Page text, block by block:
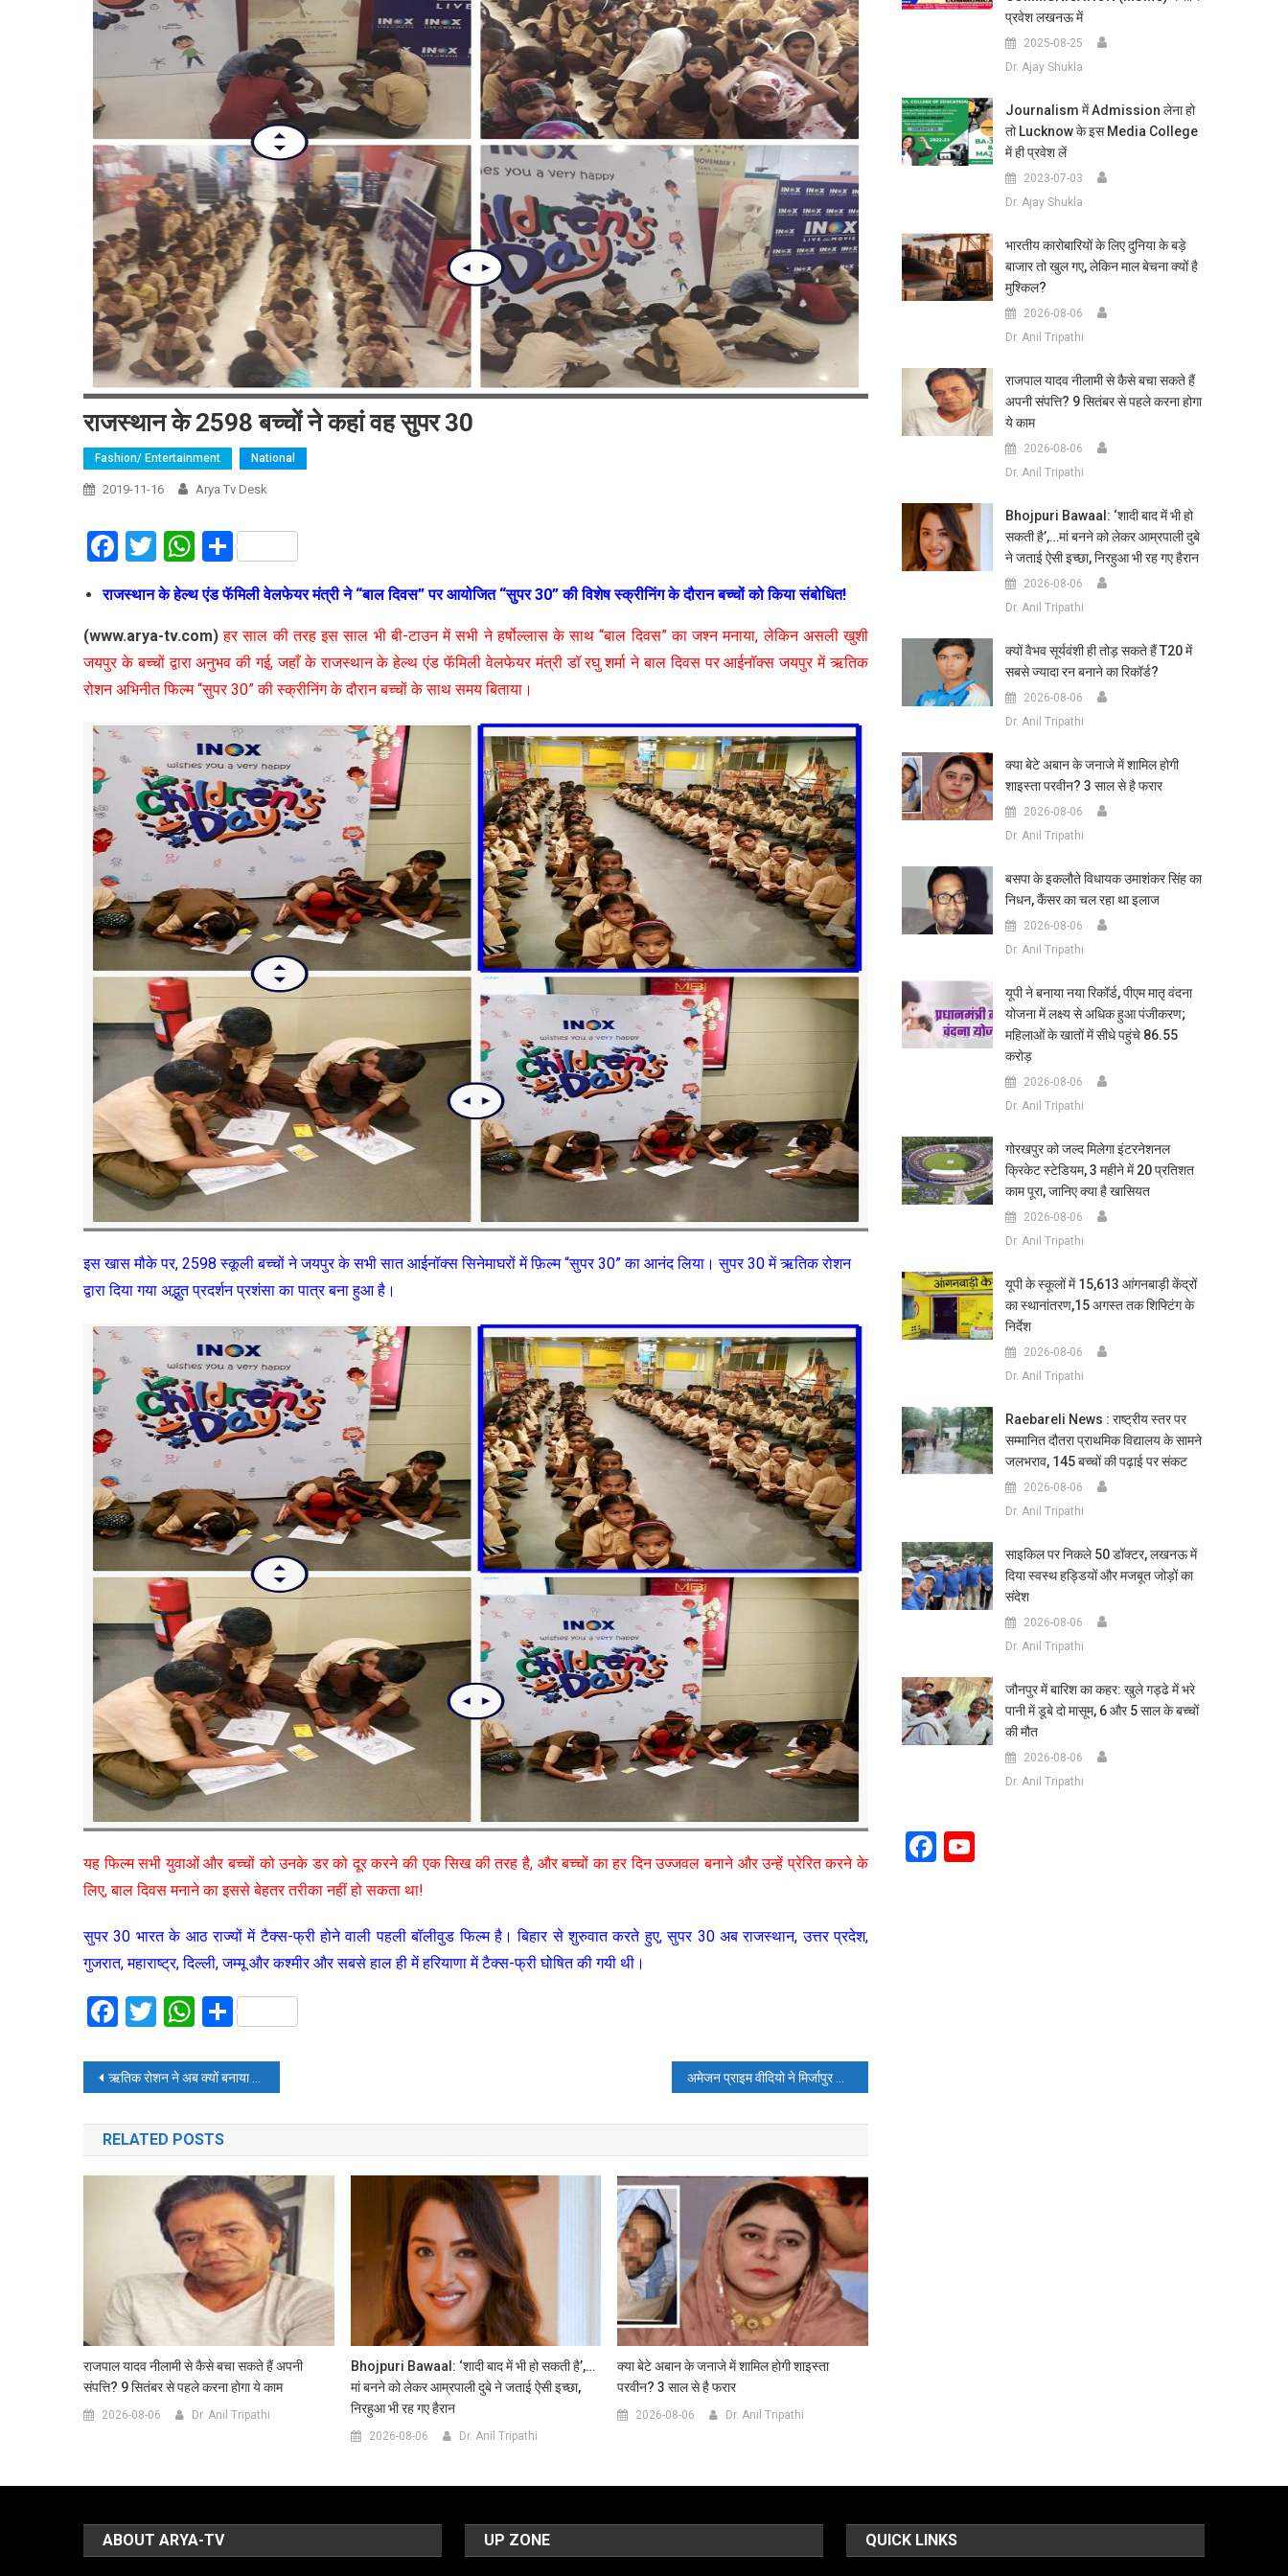
राजस्थान के 2598 बच्चों ने कहां वह सुपर 30
Fashion/ Entertainment National
2019-11-16 Arya Tv Desk
Facebook
TwitterWhatsApp
Share
राजस्थान के हेल्थ एंड फॅमिली वेलफेयर मंत्री ने “बाल दिवस” पर आयोजित “सुपर 30” की विशेष स्क्रीनिंग के दौरान बच्चों को किया संबोधित!
(www.arya-tv.com) हर साल की तरह इस साल भी बी-टाउन में सभी ने हर्षोल्लास के साथ “बाल दिवस” का जश्न मनाया, लेकिन असली खुशी
जयपुर के बच्चों द्वारा अनुभव की गई, जहाँ के राजस्थान के हेल्थ एंड फॅमिली वेलफेयर मंत्री डॉ रघु शर्मा ने बाल दिवस पर आईनॉक्स जयपुर में ऋतिक
रोशन अभिनीत फिल्म “सुपर 30” की स्क्रीनिंग के दौरान बच्चों के साथ समय बिताया।
इस खास मौके पर, 2598 स्कूली बच्चों ने जयपुर के सभी सात आईनॉक्स सिनेमाघरों में फ़िल्म “सुपर 30” का आनंद लिया। सुपर 30 में ऋतिक रोशन
द्वारा दिया गया अद्भुत प्रदर्शन प्रशंसा का पात्र बना हुआ है।
यह फिल्म सभी युवाओं और बच्चों को उनके डर को दूर करने की एक सिख की तरह है, और बच्चों का हर दिन उज्जवल बनाने और उन्हें प्रेरित करने के
लिए, बाल दिवस मनाने का इससे बेहतर तरीका नहीं हो सकता था!
सुपर 30 भारत के आठ राज्यों में टैक्स-फ्री होने वाली पहली बॉलीवुड फिल्म है। बिहार से शुरुवात करते हुए, सुपर 30 अब राजस्थान, उत्तर प्रदेश,
गुजरात, महाराष्ट्र, दिल्ली, जम्मू और कश्मीर और सबसे हाल ही में हरियाणा में टैक्स-फ्री घोषित की गयी थी।
Facebook
TwitterWhatsApp
Share
Post
navigation
ऋतिक रोशन ने अब क्यों बनाया सुपर 30 का जश्न अमेजन प्राइम वीदियो ने मिर्जापुर के दूसरे सीजन की झलक शेयर की है
RELATED POSTS
राजपाल यादव नीलामी से कैसे बचा सकते हैं अपनी
संपत्ति? 9 सितंबर से पहले करना होगा ये काम
2026-08-06 Dr. Anil Tripathi
Bhojpuri Bawaal: ‘शादी बाद में भी हो सकती है’,…
मां बनने को लेकर आम्रपाली दुबे ने जताई ऐसी इच्छा,
निरहुआ भी रह गए हैरान
2026-08-06 Dr. Anil Tripathi
क्या बेटे अबान के जनाजे में शामिल होगी शाइस्ता
परवीन? 3 साल से है फरार
2026-08-06 Dr. Anil Tripathi
प्रवेश लखनऊ में
2025-08-25
Dr. Ajay Shukla
Journalism में Admission लेना हो
तो Lucknow के इस Media College
में ही प्रवेश लें
2023-07-03
Dr. Ajay Shukla
भारतीय कारोबारियों के लिए दुनिया के बड़े
बाजार तो खुल गए, लेकिन माल बेचना क्यों है
मुश्किल?
2026-08-06
Dr. Anil Tripathi
राजपाल यादव नीलामी से कैसे बचा सकते हैं
अपनी संपत्ति? 9 सितंबर से पहले करना होगा
ये काम
2026-08-06
Dr. Anil Tripathi
Bhojpuri Bawaal: ‘शादी बाद में भी हो
सकती है’,…मां बनने को लेकर आम्रपाली दुबे
ने जताई ऐसी इच्छा, निरहुआ भी रह गए हैरान
2026-08-06
Dr. Anil Tripathi
क्यों वैभव सूर्यवंशी ही तोड़ सकते हैं T20 में
सबसे ज्यादा रन बनाने का रिकॉर्ड?
2026-08-06
Dr. Anil Tripathi
क्या बेटे अबान के जनाजे में शामिल होगी
शाइस्ता परवीन? 3 साल से है फरार
2026-08-06
Dr. Anil Tripathi
बसपा के इकलौते विधायक उमाशंकर सिंह का
निधन, कैंसर का चल रहा था इलाज
2026-08-06
Dr. Anil Tripathi
यूपी ने बनाया नया रिकॉर्ड, पीएम मातृ वंदना
योजना में लक्ष्य से अधिक हुआ पंजीकरण;
महिलाओं के खातों में सीधे पहुंचे 86.55
करोड़
2026-08-06
Dr. Anil Tripathi
गोरखपुर को जल्द मिलेगा इंटरनेशनल
क्रिकेट स्टेडियम, 3 महीने में 20 प्रतिशत
काम पूरा, जानिए क्या है खासियत
2026-08-06
Dr. Anil Tripathi
यूपी के स्कूलों में 15,613 आंगनबाड़ी केंद्रों
का स्थानांतरण,15 अगस्त तक शिफ्टिंग के
निर्देश
2026-08-06
Dr. Anil Tripathi
Raebareli News : राष्ट्रीय स्तर पर
सम्मानित दौतरा प्राथमिक विद्यालय के सामने
जलभराव, 145 बच्चों की पढ़ाई पर संकट
2026-08-06
Dr. Anil Tripathi
साइकिल पर निकले 50 डॉक्टर, लखनऊ में
दिया स्वस्थ हड्डियों और मजबूत जोड़ों का
संदेश
2026-08-06
Dr. Anil Tripathi
जौनपुर में बारिश का कहर: खुले गड्ढे में भरे
पानी में डूबे दो मासूम, 6 और 5 साल के बच्चों
की मौत
2026-08-06
Dr. Anil Tripathi
Facebook
ABOUT ARYA-TV UP ZONE QUICK LINKS